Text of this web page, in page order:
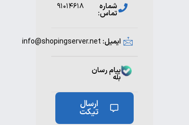
شماره
تماس:
۹۱۰۱۴۶۱۸
ایمیل: info@shopingserver.net
پیام رسان
بله
ارسال
تیکت